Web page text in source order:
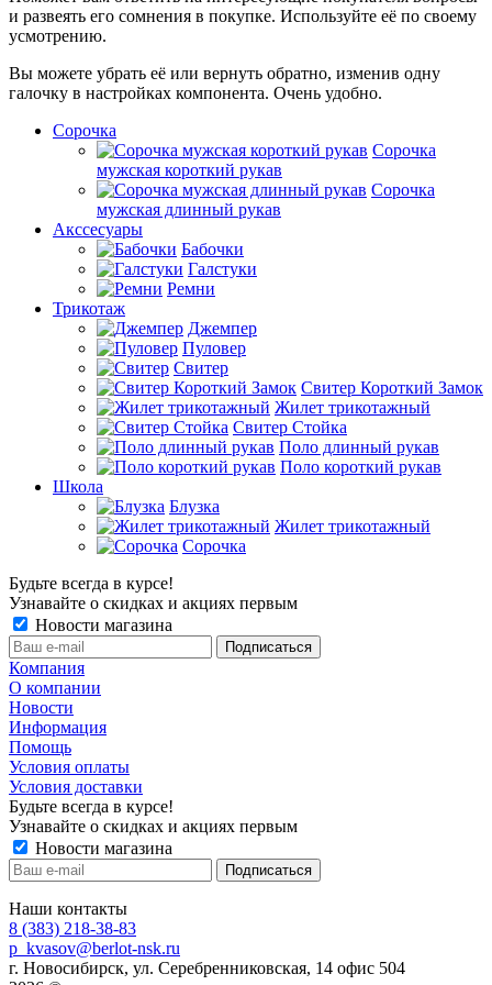
и развеять его сомнения в покупке. Используйте её по своему
усмотрению.
Вы можете убрать её или вернуть обратно, изменив одну
галочку в настройках компонента. Очень удобно.
Сорочка
Сорочка
мужская короткий рукав
Сорочка
мужская длинный рукав
Акссесуары
Бабочки
Галстуки
Ремни
Трикотаж
Джемпер
Пуловер
Свитер
Свитер Короткий Замок
Жилет трикотажный
Свитер Стойка
Поло длинный рукав
Поло короткий рукав
Школа
Блузка
Жилет трикотажный
Сорочка
Будьте всегда в курсе!
Узнавайте о скидках и акциях первым
Новости магазина
Компания
О компании
Новости
Информация
Помощь
Условия оплаты
Условия доставки
Будьте всегда в курсе!
Узнавайте о скидках и акциях первым
Новости магазина
Наши контакты
8 (383) 218-38-83
p_kvasov@berlot-nsk.ru
г. Новосибирск, ул. Серебренниковская, 14 офис 504